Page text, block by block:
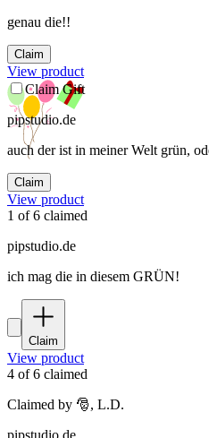
genau die!!
Claim
View product
Claim Gift
pipstudio.de
auch der ist in meiner Welt grün,
Claim
View product
1 of6 claimed
pipstudio.de
ich mag die in diesem GRÜN!
Claim
View product
4 of6 claimed
Claimed by 🎅, L.D.
pipstudio.de